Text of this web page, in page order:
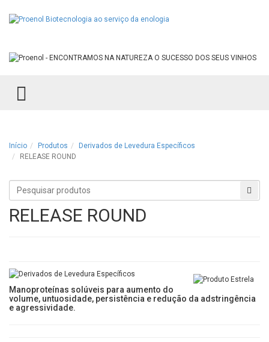
TOGGLE MENU
Início Produtos
Derivados de Levedura Específicos
RELEASE ROUND
Procurar
produtos
RELEASE ROUND
Manoproteínas solúveis para aumento do
volume, untuosidade, persistência e redução da adstringência
e agressividade.